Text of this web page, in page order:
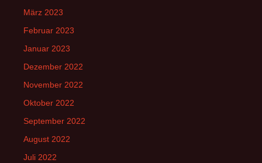
März 2023
Februar 2023
Januar 2023
Dezember 2022
November 2022
Oktober 2022
September 2022
August 2022
Juli 2022